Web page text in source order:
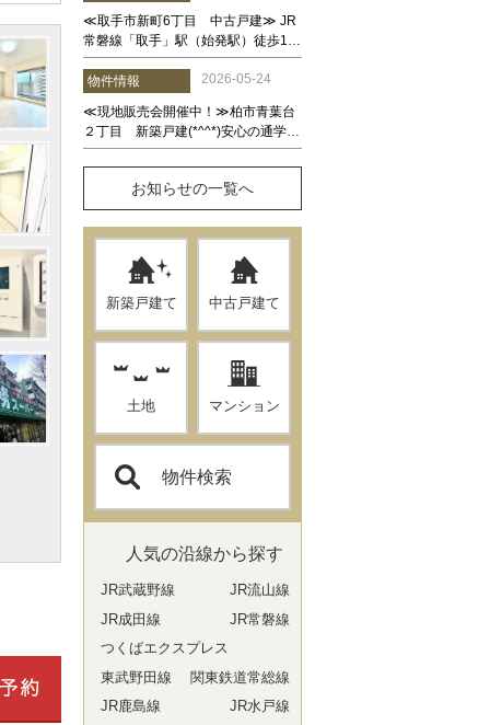
お知らせの一覧へ
新築戸建て 中古戸建て
土地 マンション
物件検索
人気の沿線から探す
JR武蔵野線
JR流山線
JR成田線
JR常磐線
つくばエクスプレス
東武野田線
関東鉄道常総線
JR鹿島線
JR水戸線